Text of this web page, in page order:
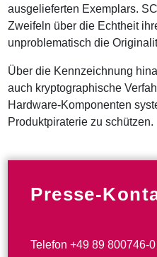
ausgelieferten Exemplars.
Zweifeln über die Echtheit
unproblematisch die
Über die Kennzeichnung
auch kryptographische
Hardware-Komponenten
Produktpiraterie zu schützen.
Presse-
Telefon +49 89 800746-0